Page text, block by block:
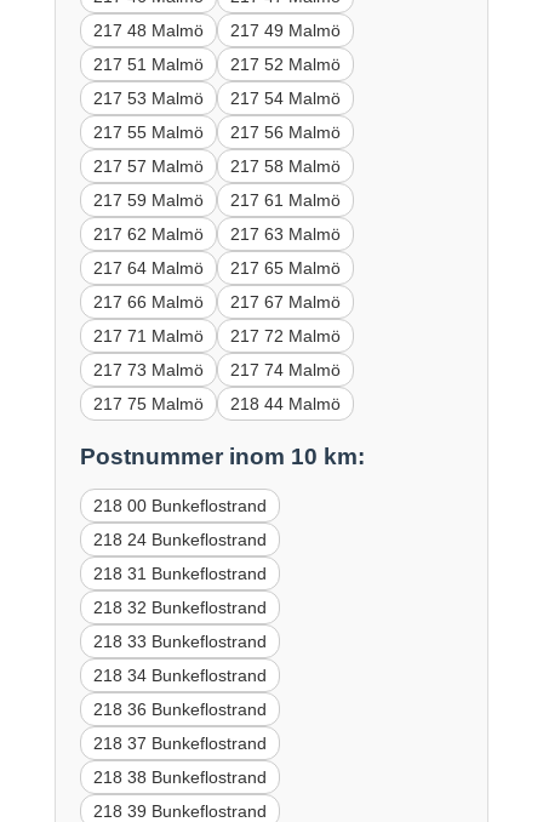
217 48 Malmö
217 49 Malmö
217 51 Malmö
217 52 Malmö
217 53 Malmö
217 54 Malmö
217 55 Malmö
217 56 Malmö
217 57 Malmö
217 58 Malmö
217 59 Malmö
217 61 Malmö
217 62 Malmö
217 63 Malmö
217 64 Malmö
217 65 Malmö
217 66 Malmö
217 67 Malmö
217 71 Malmö
217 72 Malmö
217 73 Malmö
217 74 Malmö
217 75 Malmö
218 44 Malmö
Postnummer inom 10 km:
218 00 Bunkeflostrand
218 24 Bunkeflostrand
218 31 Bunkeflostrand
218 32 Bunkeflostrand
218 33 Bunkeflostrand
218 34 Bunkeflostrand
218 36 Bunkeflostrand
218 37 Bunkeflostrand
218 38 Bunkeflostrand
218 39 Bunkeflostrand